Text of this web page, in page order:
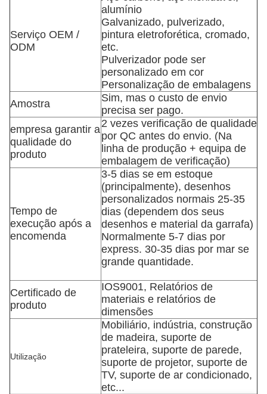
Serviço OEM /
ODM
alumínio
Galvanizado, pulverizado,
pintura eletroforética, cromado,
etc.
Pulverizador pode ser
personalizado em cor
Personalização de embalagens
Amostra
Sim, mas o custo de envio
precisa ser pago.
empresa garantir a
qualidade do
produto
2 vezes verificação de qualidade
por QC antes do envio. (Na
linha de produção + equipa de
embalagem de verificação)
Tempo de
execução após a
encomenda
3-5 dias se em estoque
(principalmente), desenhos
personalizados normais 25-35
dias (dependem dos seus
desenhos e material da garrafa)
Normalmente 5-7 dias por
express. 30-35 dias por mar se
grande quantidade.
Certificado de
produto
IOS9001, Relatórios de
materiais e relatórios de
dimensões
Utilização
Mobiliário, indústria, construção
de madeira, suporte de
prateleira, suporte de parede,
suporte de projetor, suporte de
TV, suporte de ar condicionado,
etc...